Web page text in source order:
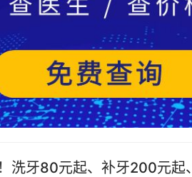
洗牙80元起、补牙200元